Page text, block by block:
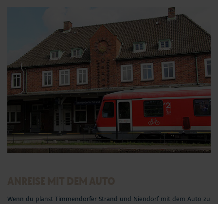
Business
Wenn du planst Timmendorfer Strand und Niendorf mit dem Auto zu